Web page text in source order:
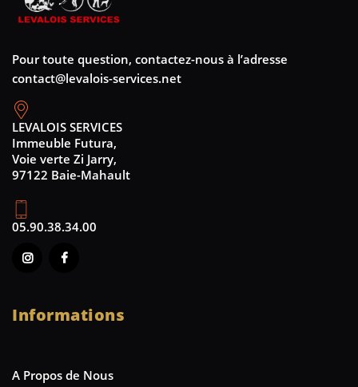
Pour toute question, contactez-nous à l’adresse
contact@levalois-services.net
LEVALOIS SERVICES
Immeuble Futura,
Voie verte Zi Jarry,
97122 Baie-Mahault
05.90.38.34.00
Informations
A Propos de Nous